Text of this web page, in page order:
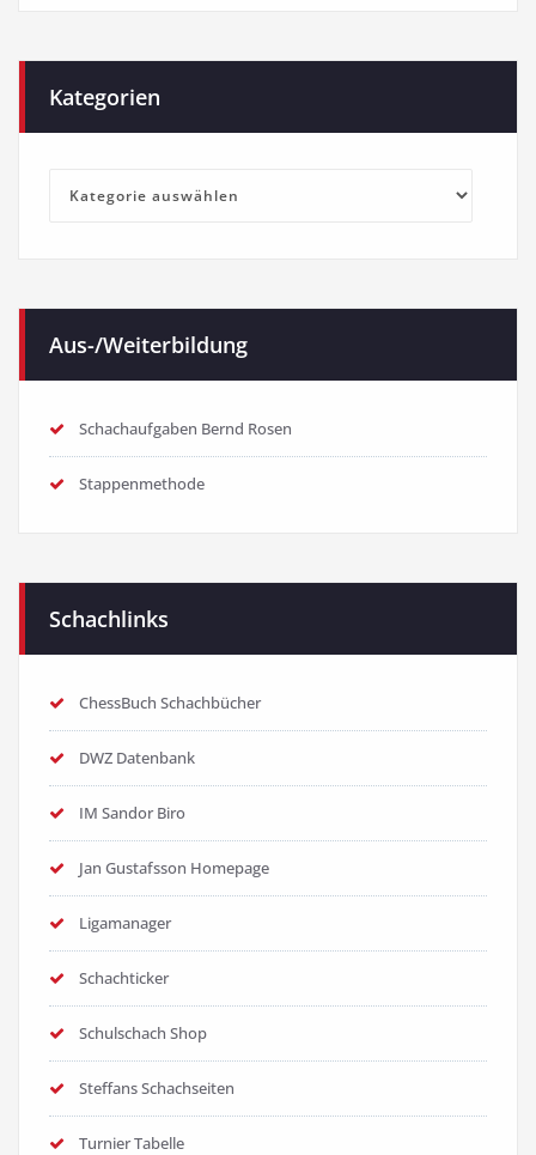
Kategorien
Kategorien
Aus-/Weiterbildung
Schachaufgaben Bernd Rosen
Stappenmethode
Schachlinks
ChessBuch Schachbücher
DWZ Datenbank
IM Sandor Biro
Jan Gustafsson Homepage
Ligamanager
Schachticker
Schulschach Shop
Steffans Schachseiten
Turnier Tabelle